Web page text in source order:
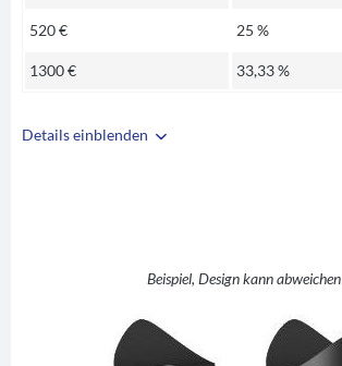
Details einblenden
Beispiel, Design kann abweichen
520 € 25 %
1300 € 33,33 %